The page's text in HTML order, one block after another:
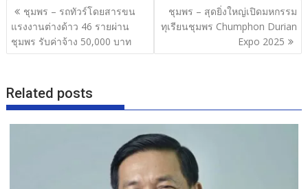
o
o
แนะแนว
เรื่อง
ชุมพร – รถทัวร์โดยสารขน
แรงงานต่างด้าว 46 รายผ่าน
ชุมพร รับค่าจ้าง 50,000 บาท
ชุมพร – สุดยิ่งใหญ่เปิดมหกรรม
ทุเรียนชุมพร Chumphon Durian
Expo 2025
Related posts